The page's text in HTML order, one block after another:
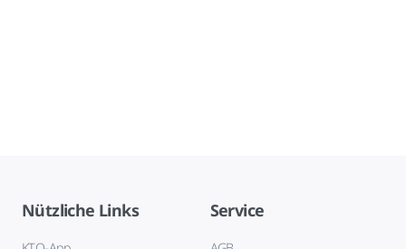
Nützliche Links Service